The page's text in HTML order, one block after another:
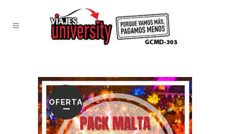
OFERTA